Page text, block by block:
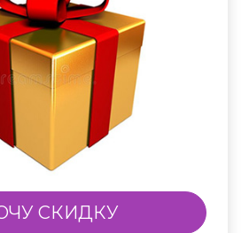
СКИДКУ